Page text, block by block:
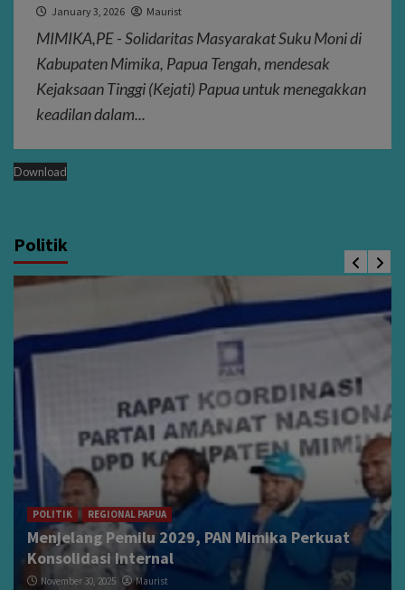
January 3, 2026 Maurist
MIMIKA,PE - Solidaritas Masyarakat Suku Moni di
Kabupaten Mimika, Papua Tengah, mendesak
Kejaksaan Tinggi (Kejati) Papua untuk menegakkan
keadilan dalam...
Download
Politik
POLITIK REGIONAL PAPUA
Menjelang Pemilu 2029, PAN Mimika Perkuat
Konsolidasi Internal
November 30, 2025 Maurist